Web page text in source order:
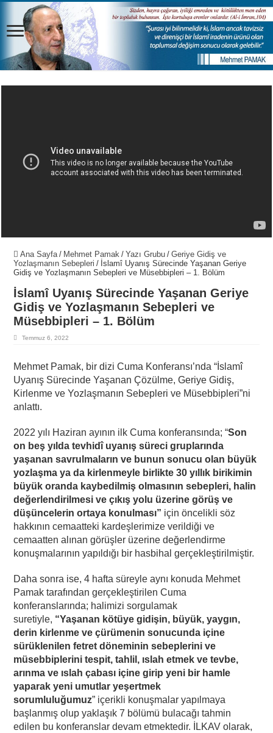
Ana Sayfa / Mehmet Pamak / Yazı Grubu / Geriye Gidiş ve
Yozlaşmanın Sebepleri / İslamî Uyanış Sürecinde Yaşanan Geriye
Gidiş ve Yozlaşmanın Sebepleri ve Müsebbipleri – 1. Bölüm
İslamî Uyanış Sürecinde Yaşanan Geriye
Gidiş ve Yozlaşmanın Sebepleri ve
Müsebbipleri – 1. Bölüm
Temmuz 6, 2022
Mehmet Pamak, bir dizi Cuma Konferansı’nda “İslamî
Uyanış Sürecinde Yaşanan Çözülme, Geriye Gidiş,
Kirlenme ve Yozlaşmanın Sebepleri ve Müsebbipleri”ni
anlattı.
2022 yılı Haziran ayının ilk Cuma konferansında; “Son
on beş yılda tevhidî uyanış süreci gruplarında
yaşanan savrulmaların ve bunun sonucu olan büyük
yozlaşma ya da kirlenmeyle birlikte 30 yıllık birikimin
büyük oranda kaybedilmiş olmasının sebepleri, halin
değerlendirilmesi ve çıkış yolu üzerine görüş ve
düşüncelerin ortaya konulması” için öncelikli söz
hakkının cemaatteki kardeşlerimize verildiği ve
cemaatten alınan görüşler üzerine değerlendirme
konuşmalarının yapıldığı bir hasbihal gerçekleştirilmiştir.
Daha sonra ise, 4 hafta süreyle aynı konuda Mehmet
Pamak tarafından gerçekleştirilen Cuma
konferanslarında; halimizi sorgulamak
suretiyle, “Yaşanan kötüye gidişin, büyük, yaygın,
derin kirlenme ve çürümenin sonucunda içine
sürüklenilen fetret döneminin sebeplerini ve
müsebbiplerini tespit, tahlil, ıslah etmek ve tevbe,
arınma ve ıslah çabası içine girip yeni bir hamle
yaparak yeni umutlar yeşertmek
sorumluluğumuz” içerikli konuşmalar yapılmaya
başlanmış olup yaklaşık 7 bölümü bulacağı tahmin
edilen bu konferanslar devam etmektedir. İLKAV olarak,